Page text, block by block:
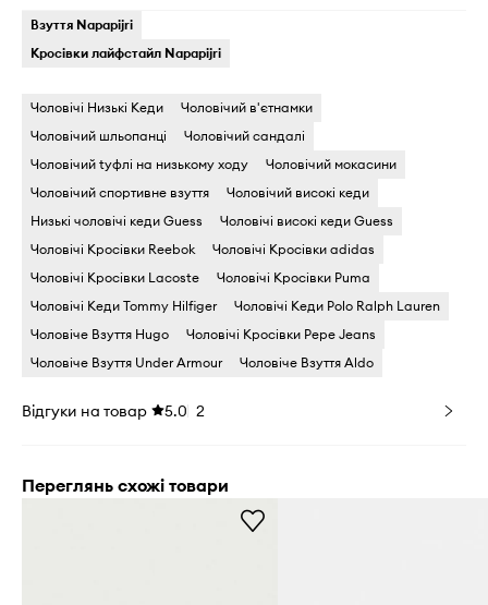
Взуття Napapijri
Кросівки лайфстайл Napapijri
Чоловічі Низькі Кеди
Чоловічий в'єтнамки
Чоловічий шльопанці
Чоловічий сандалі
Чоловічий tуфлі на низькому ходу
Чоловічий мокасини
Чоловічий спортивне взуття
Чоловічий високі кеди
Низькі чоловічі кеди Guess
Чоловічі високі кеди Guess
Чоловічі Кросівки Reebok
Чоловічі Кросівки adidas
Чоловічі Кросівки Lacoste
Чоловічі Кросівки Puma
Чоловічі Кеди Tommy Hilfiger
Чоловічі Кеди Polo Ralph Lauren
Чоловіче Взуття Hugo
Чоловічі Кросівки Pepe Jeans
Чоловіче Взуття Under Armour
Чоловіче Взуття Aldo
Відгуки на товар 5.0 2
Переглянь схожі товари